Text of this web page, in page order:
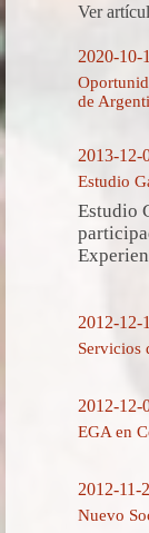
Ver
2020-10-
de
2013-12-
Estudio
Estudio
2012-12-
Servicios
2012-12-
EGA en
2012-11-
Nuevo